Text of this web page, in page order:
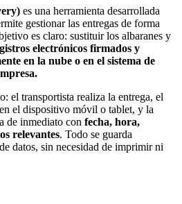
es una herramienta desarrollada
gestionar las entregas de forma
es claro: sustituir los albaranes y
electrónicos firmados y
en la nube o en el sistema de
el transportista realiza la entrega, el
el dispositivo móvil o tablet, y la
de inmediato con fecha, hora,
relevantes. Todo se guarda
datos, sin necesidad de imprimir ni